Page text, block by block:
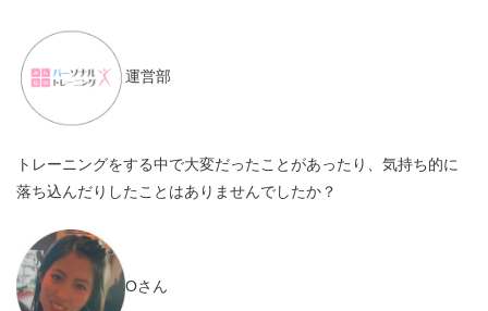
運営部
トレーニングをする中で大変だったことがあったり、気持ち的に
落ち込んだりしたことはありませんでしたか？
Oさん